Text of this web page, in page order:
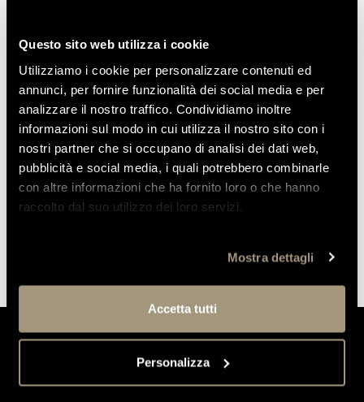
Questo sito web utilizza i cookie
Utilizziamo i cookie per personalizzare contenuti ed
annunci, per fornire funzionalità dei social media e per
analizzare il nostro traffico. Condividiamo inoltre
informazioni sul modo in cui utilizza il nostro sito con i
nostri partner che si occupano di analisi dei dati web,
pubblicità e social media, i quali potrebbero combinarle
con altre informazioni che ha fornito loro o che hanno
raccolto dal suo utilizzo dei loro servizi.
Mostra dettagli
Accetta tutti
Personalizza
Acconsento al trattamento dei miei dati personali
secondo la Politica sulla Privacy. I dati sono raccolti e gestiti al
fine di rendere possibile lo svolgimento del rapporto di
sul trattamento dei dati - GDPR (General Data Protection
Regulation) 2016/679.
ISCRIVITI